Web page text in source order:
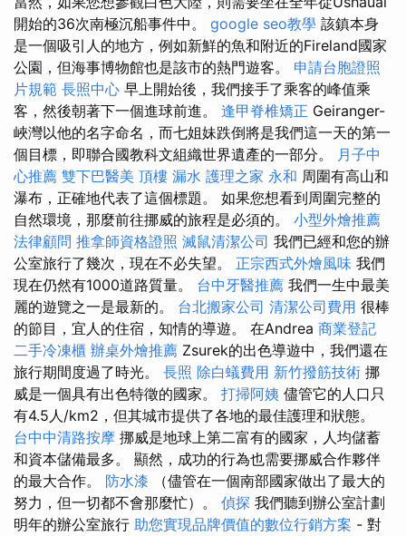
開始的36次南極沉船事件中。 google seo教學 該鎮本身
是一個吸引人的地方，例如新鮮的魚和附近的Fireland國家
公園，但海事博物館也是該市的熱門遊客。 申請台胞證照
片規範 長照中心 早上開始後，我們接手了乘客的峰值乘
客，然後朝著下一個進球前進。 逢甲脊椎矯正 Geiranger-
峽灣以他的名字命名，而七姐妹跌倒將是我們這一天的第一
個目標，即聯合國教科文組織世界遺產的一部分。 月子中
心推薦 雙下巴醫美 頂樓 漏水 護理之家 永和 周圍有高山和
瀑布，正確地代表了這個標題。 如果您想看到周圍完整的
自然環境，那麼前往挪威的旅程是必須的。 小型外燴推薦
法律顧問 推拿師資格證照 滅鼠清潔公司 我們已經和您的辦
公室旅行了幾次，現在不必失望。 正宗西式外燴風味 我們
現在仍然有1000道路質量。 台中牙醫推薦 我們一生中最美
麗的遊覽之一是最新的。 台北搬家公司 清潔公司費用 很棒
的節目，宜人的住宿，知情的導遊。 在Andrea 商業登記
二手冷凍櫃 辦桌外燴推薦 Zsurek的出色導遊中，我們還在
旅行期間度過了時光。 長照 除白蟻費用 新竹撥筋技術 挪
威是一個具有出色特徵的國家。 打掃阿姨 儘管它的人口只
有4.5人/km2，但其城市提供了各地的最佳護理和狀態。
台中中清路按摩 挪威是地球上第二富有的國家，人均儲蓄
和資本儲備最多。 顯然，成功的行為也需要挪威合作夥伴
的最大合作。 防水漆 （儘管在一個南部國家做出了最大的
努力，但一切都不會那麼忙）。 偵探 我們聽到辦公室計劃
明年的辦公室旅行 助您實現品牌價值的數位行銷方案 - 對